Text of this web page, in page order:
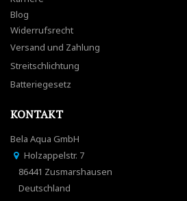
Blog
Widerrufsrecht
Versand und Zahlung
Streitschlichtung
Batteriegesetz
KONTAKT
Bela Aqua GmbH
Holzappelstr. 7
86441 Zusmarshausen
Deutschland